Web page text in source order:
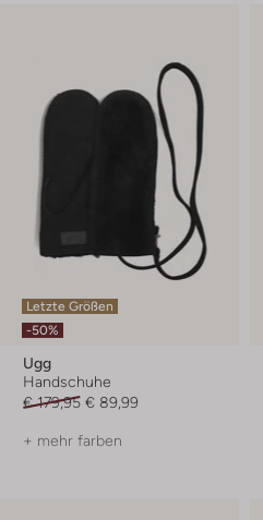
Letzte Größen
-50%
Ugg
Handschuhe
€ 179,95 € 89,99
+ mehr farben